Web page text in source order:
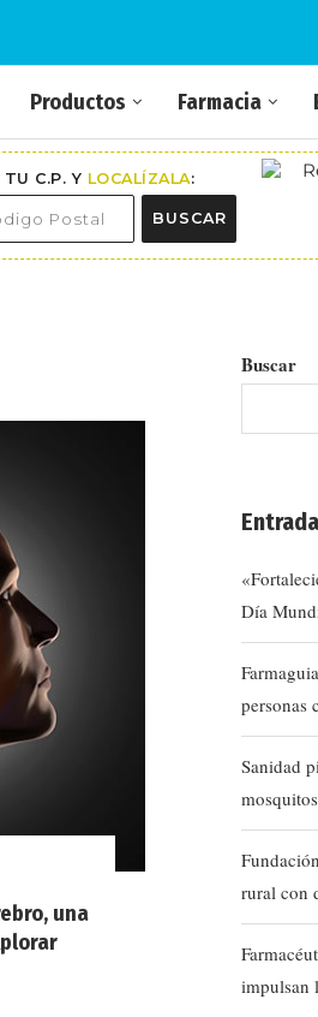
Productos Farmacia
TU C.P. Y LOCALÍZALA:
BUSCAR
una
Buscar
Día
personas
Sanidad
rural con
impulsan